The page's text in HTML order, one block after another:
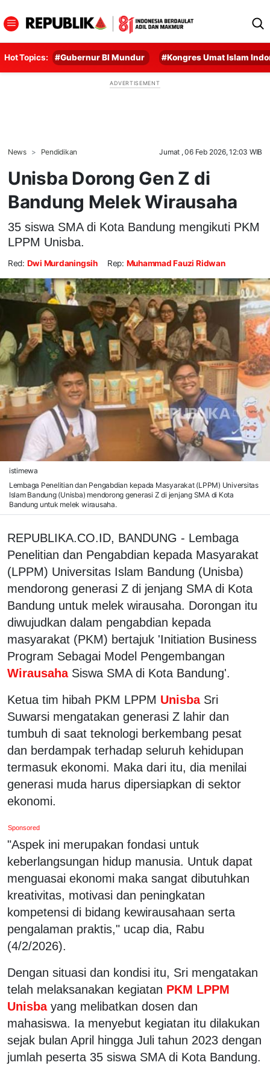
Hot Topics: #Gubernur BI Mundur #Kongres Umat Islam
News Pendidikan Jumat , 06 Feb 2026, 12:03 WIB
Unisba Dorong Gen Z di
Bandung Melek Wirausaha
35 siswa SMA di Kota Bandung mengikuti PKM
LPPM Unisba.
Red: Dwi Murdaningsih Rep: Muhammad Fauzi Ridwan
istimewa
Lembaga Penelitian dan Pengabdian kepada Masyarakat (LPPM) Universitas
Islam Bandung (Unisba) mendorong generasi Z di jenjang SMA di Kota
Bandung untuk melek wirausaha.
REPUBLIKA.CO.ID, BANDUNG - Lembaga
Penelitian dan Pengabdian kepada Masyarakat
(LPPM) Universitas Islam Bandung (Unisba)
mendorong generasi Z di jenjang SMA di Kota
Bandung untuk melek wirausaha. Dorongan itu
diwujudkan dalam pengabdian kepada
masyarakat (PKM) bertajuk 'Initiation Business
Program Sebagai Model Pengembangan
Wirausaha Siswa SMA di Kota Bandung'.
Ketua tim hibah PKM LPPM Unisba Sri
Suwarsi mengatakan generasi Z lahir dan
tumbuh di saat teknologi berkembang pesat
dan berdampak terhadap seluruh kehidupan
termasuk ekonomi. Maka dari itu, dia menilai
generasi muda harus dipersiapkan di sektor
ekonomi.
Sponsored
"Aspek ini merupakan fondasi untuk
keberlangsungan hidup manusia. Untuk dapat
menguasai ekonomi maka sangat dibutuhkan
kreativitas, motivasi dan peningkatan
kompetensi di bidang kewirausahaan serta
pengalaman praktis," ucap dia, Rabu
(4/2/2026).
Dengan situasi dan kondisi itu, Sri mengatakan
telah melaksanakan kegiatan PKM LPPM
Unisba yang melibatkan dosen dan
mahasiswa. Ia menyebut kegiatan itu dilakukan
sejak bulan April hingga Juli tahun 2023 dengan
jumlah peserta 35 siswa SMA di Kota Bandung.